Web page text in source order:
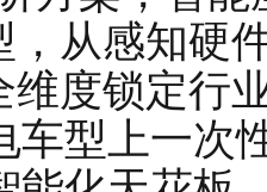
，从感知硬
维度锁定行
车型上一次